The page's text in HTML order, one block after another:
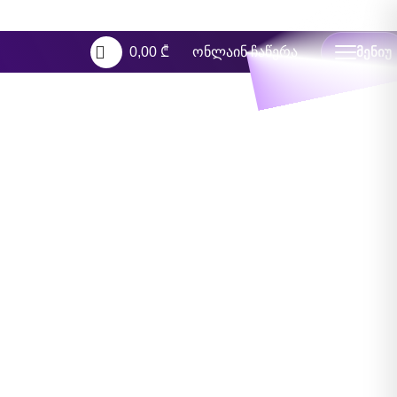
0,00 ₾ ონლაინ ჩაწერა ᲛᲔᲜᲘᲣ